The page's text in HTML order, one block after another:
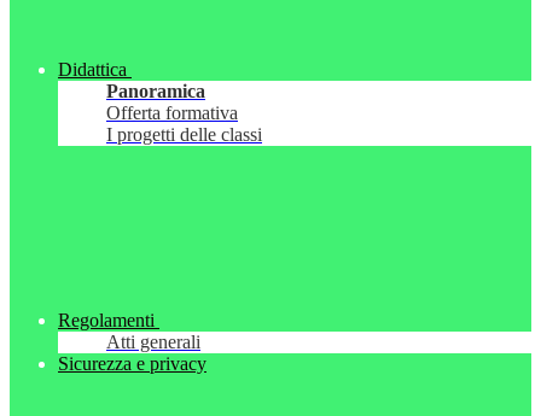
Didattica
Panoramica
Offerta formativa
I progetti delle classi
Regolamenti
Atti generali
Sicurezza e privacy